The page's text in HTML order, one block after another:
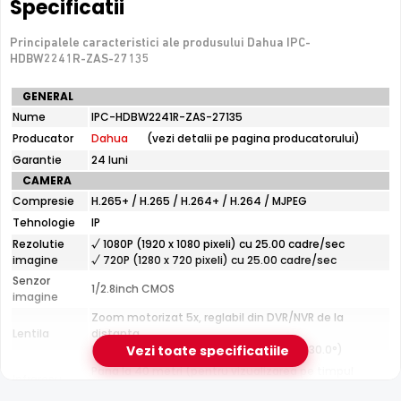
Senzor Starlight
SenzorulStarlightpermite Dahua IPC-HDBW2241R-ZAS-
27135 sa capteze imagini clare si detaliate chiar si la
niveluri extrem de scazute de luminozitate, fara a fi
necesar iluminat suplimentar.
Infrarosu 40m
Dahua IPC-HDBW2241R-ZAS-27135 dispune de iluminare
infrarosu cu raza de actiune de pana la
vizibilitate clara pe intuneric total. LED-urile IR sunt
invizibile ochiului uman si nu deranjeaza.
Specificatii
Principalele caracteristici ale produsului Dahua IPC-
HDBW2241R-ZAS-27135
Specificatii
tehnice
Dahua
IPC-
HDBW2241R-
ZAS-
27135
GENERAL
Nume
IPC-HDBW2241R-ZAS-27135
Producator
Dahua
(vezi detalii pe pagina producatorului)
Garantie
24 luni
CAMERA
Compresie
H.265+ / H.265 / H.264+ / H.264 / MJPEG
Tehnologie
IP
Rezolutie
imagine
√ 1080P (1920 x 1080 pixeli) cu 25.00 cadre/sec
√ 720P (1280 x 720 pixeli) cu 25.00 cadre/sec
Senzor
imagine
1/2.8inch CMOS
Lentila
Zoom motorizat 5x, reglabil din DVR/NVR de la
distanta
Distanta focala: 2.7 - 13.5 mm (108.0° - 30.0°)
Pana la 40 metri (pentru vizualizarea pe timpul
Vezi toate specificatiile